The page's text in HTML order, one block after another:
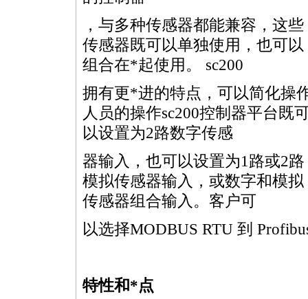
，与多种传感器都能兼容，这些
传感器既可以单独使用，也可以
组合在*起使用。 sc200
拥有更*进的特点，可以简化操
人员的操作sc200控制器平台既
以设置为2路数字传感
器输入，也可以设置为1路或2路
模拟传感器输入，或数字和模拟
传感器组合输入。客户可
以选择MODBUS RTU 到
特性和*点